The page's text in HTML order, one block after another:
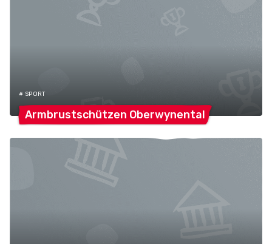
# SPORT
Armbrustschützen Oberwynental